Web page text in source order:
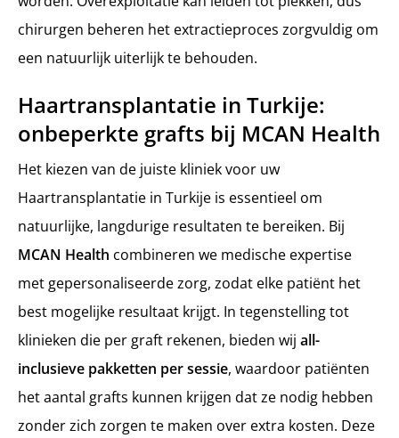
chirurgen beheren het extractieproces zorgvuldig om
een natuurlijk uiterlijk te behouden.
Haartransplantatie in Turkije:
onbeperkte grafts bij MCAN Health
Het kiezen van de juiste kliniek voor uw
Haartransplantatie in Turkije is essentieel om
natuurlijke, langdurige resultaten te bereiken. Bij
MCAN Health combineren we medische expertise
met gepersonaliseerde zorg, zodat elke patiënt het
best mogelijke resultaat krijgt. In tegenstelling tot
klinieken die per graft rekenen, bieden wij all-
inclusieve pakketten per sessie, waardoor patiënten
het aantal grafts kunnen krijgen dat ze nodig hebben
zonder zich zorgen te maken over extra kosten. Deze